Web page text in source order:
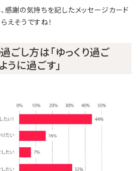
感謝の気持ちを記したメッセージカード
えそうですね！
ごし方は「ゆっくり過ご
うに過ごす」